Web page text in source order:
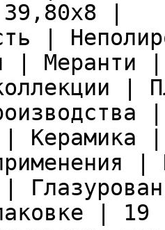
|
|
| Меранти |
|
Керамика |
|
|